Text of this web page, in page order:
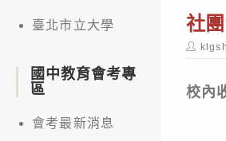
社
Post
author:
校內
臺北市立大學
國中教育會考專
區
會考最新消息